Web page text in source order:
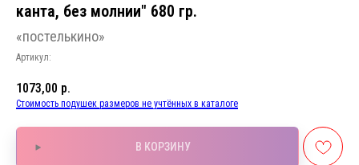
канта, без молнии" 680 гр.
«постелькино»
Артикул:
1073,00 р.
Стоимость подушек размеров не учтённых в каталоге
В КОРЗИНУ